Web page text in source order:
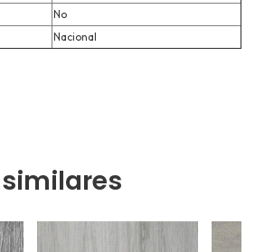
No
Nacional